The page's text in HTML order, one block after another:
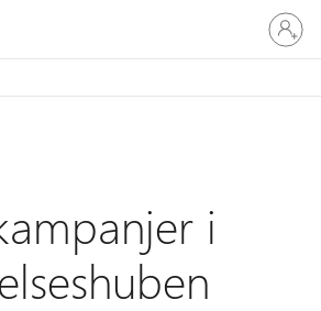
Logg
på
kontoen
i